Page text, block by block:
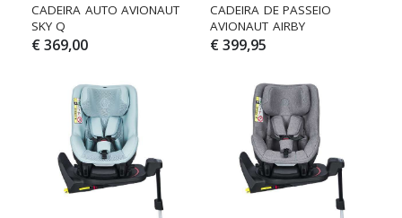
CADEIRA AUTO AVIONAUT
SKY Q
€ 369,00
CADEIRA DE PASSEIO
AVIONAUT AIRBY
€ 399,95